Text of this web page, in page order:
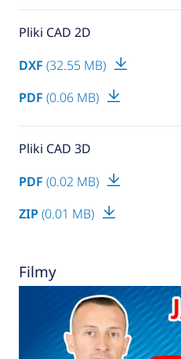
Pliki CAD 2D
DXF (32.55 MB)
PDF (0.06 MB)
Pliki CAD 3D
PDF (0.02 MB)
ZIP (0.01 MB)
Filmy